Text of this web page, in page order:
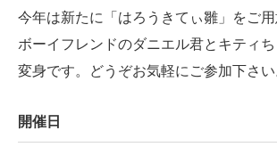
今年は新たに「はろうきてぃ雛」をご用
ボーイフレンドのダニエル君とキティ
変身です。どうぞお気軽にご参加下さい
開催日